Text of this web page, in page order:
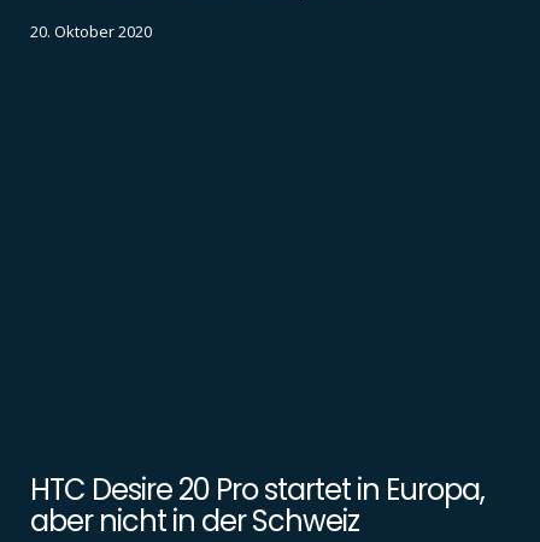
20. Oktober 2020
HTC Desire 20 Pro startet in Europa,
aber nicht in der Schweiz